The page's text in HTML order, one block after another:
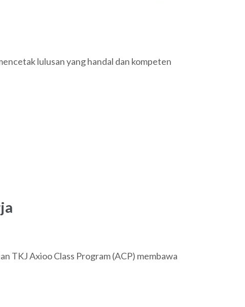
lulusan yang handal dan kompeten
TKJ Axioo Class Program (ACP) membawa